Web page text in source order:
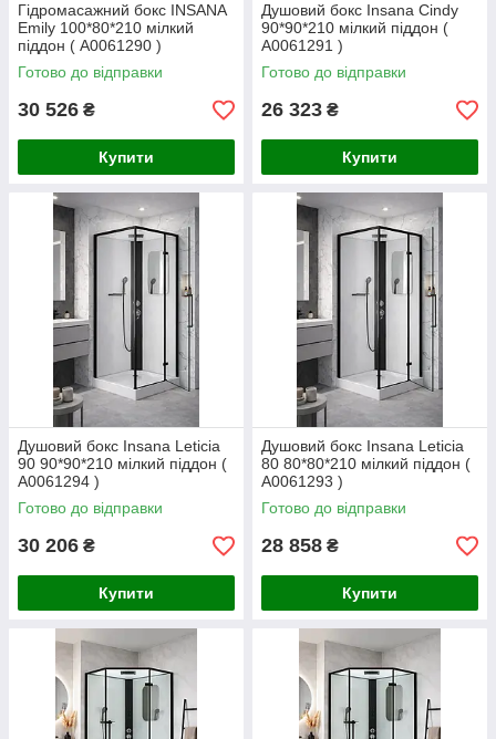
Гідромасажний бокс INSANA
Emily 100*80*210 мілкий
піддон ( А0061290 )
Готово до відправки
30 526 ₴
Купити
Душовий бокс Insana Cindy
90*90*210 мілкий піддон (
А0061291 )
Готово до відправки
26 323 ₴
Купити
Душовий бокс Insana Leticia
90 90*90*210 мілкий піддон (
А0061294 )
Готово до відправки
30 206 ₴
Купити
Душовий бокс Insana Leticia
80 80*80*210 мілкий піддон (
А0061293 )
Готово до відправки
28 858 ₴
Купити